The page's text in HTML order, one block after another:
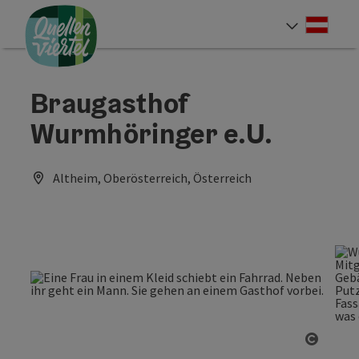
Zum Inhalt
Zur Navigation
Zum Seitenanfang
Braugasthof
Wurmhöringer e.U.
Altheim, Oberösterreich, Österreich